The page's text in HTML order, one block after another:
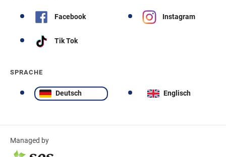
Facebook Instagram
Tik Tok
SPRACHE
Deutsch Englisch
Managed by